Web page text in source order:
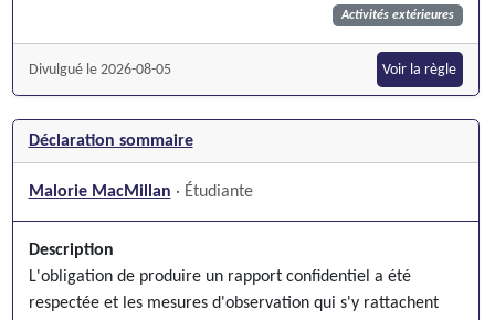
Activités extérieures
Divulgué le 2026-08-05 Voir la règle
Déclaration sommaire
Malorie MacMillan · Étudiante
Description
L'obligation de produire un rapport confidentiel a été
respectée et les mesures d'observation qui s'y rattachent